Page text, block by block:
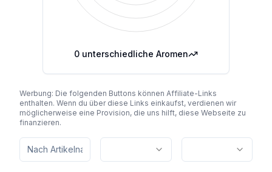
0 unterschiedliche Aromen
Werbung: Die folgenden Buttons können Affiliate-Links
enthalten. Wenn du über diese Links einkaufst, verdienen wir
möglicherweise eine Provision, die uns hilft, diese Webseite zu
finanzieren.